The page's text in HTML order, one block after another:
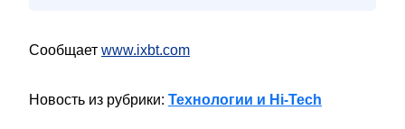
Сообщает www.ixbt.com
Новость из рубрики: Технологии и Hi-Tech